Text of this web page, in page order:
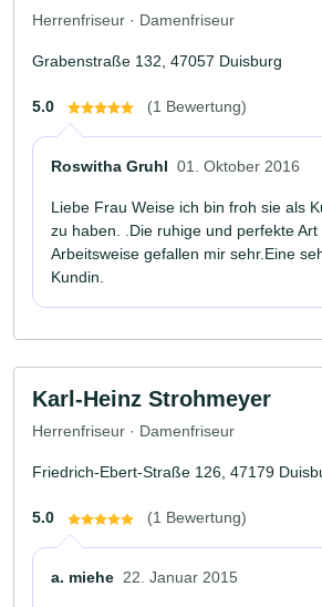
Herrenfriseur · Damenfriseur
Grabenstraße 132, 47057 Duisburg
5.0 (1 Bewertung)
Roswitha Gruhl 01. Oktober 2016
Liebe Frau Weise ich bin froh sie als
zu haben. .Die ruhige und perfekte Art
Arbeitsweise gefallen mir sehr.Eine
Kundin.
Karl-Heinz Strohmeyer
Herrenfriseur · Damenfriseur
Friedrich-Ebert-Straße 126, 47179
5.0 (1 Bewertung)
a. miehe 22. Januar 2015